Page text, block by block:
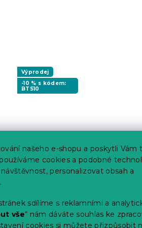
našeho e-shopu a poskytli Vám
cookies a podobné
personalizovat obsah a
sdílíme s reklamními a
vše“ nám dáváte souhlas ke
cookies si můžete přizpůsobit
Výprodej
-10 % s kódem:
BTS10
Premium 70 x 90 cm
Skladem (>10 ks)
268 Kč
set 3
63